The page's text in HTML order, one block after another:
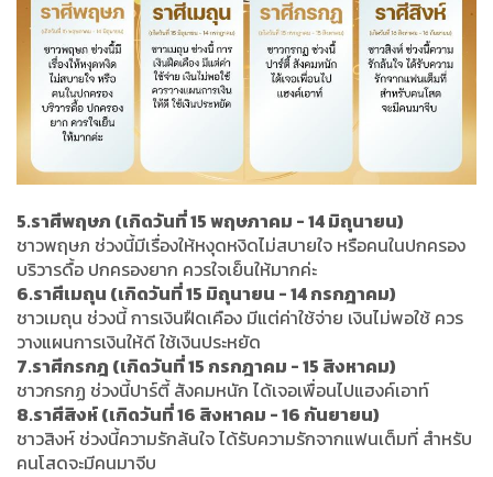
5.ราศีพฤษภ (เกิดวันที่ 15 พฤษภาคม - 14 มิถุนายน)
ชาวพฤษภ ช่วงนี้มีเรื่องให้หงุดหงิดไม่สบายใจ หรือคนในปกครอง
บริวารดื้อ ปกครองยาก ควรใจเย็นให้มากค่ะ
6.ราศีเมถุน (เกิดวันที่ 15 มิถุนายน - 14 กรกฎาคม)
ชาวเมถุน ช่วงนี้ การเงินฝืดเคือง มีแต่ค่าใช้จ่าย เงินไม่พอใช้ ควร
วางแผนการเงินให้ดี ใช้เงินประหยัด
7.ราศีกรกฎ (เกิดวันที่ 15 กรกฎาคม - 15 สิงหาคม)
ชาวกรกฏ ช่วงนี้ปาร์ตี้ สังคมหนัก ได้เจอเพื่อนไปแฮงค์เอาท์
8.ราศีสิงห์ (เกิดวันที่ 16 สิงหาคม - 16 กันยายน)
ชาวสิงห์ ช่วงนี้ความรักล้นใจ ได้รับความรักจากแฟนเต็มที่ สำหรับ
คนโสดจะมีคนมาจีบ